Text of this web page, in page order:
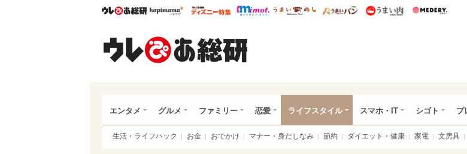
ウレぴあ総研ハピママ* ウレぴあ総研 ディズニー特集
mimot. うまいめし うまいパン うまい肉
エンタメ グルメ ファミリー 恋愛 ライフスタイル スマホ・IT シゴト プ
生活・ライフハック お金 おでかけ マナー・身だしなみ 節約 ダイエット・健康 家電 文房具